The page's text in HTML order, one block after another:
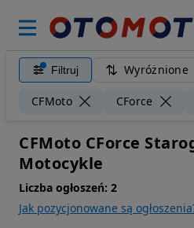
Filtruj Wyróżnione
CFMoto CForce
CFMoto CForce
Motocykle
Liczba ogłoszeń: 2
Jak pozycjonowane są